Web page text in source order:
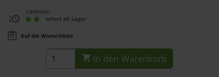
Lieferzeit:
sofort ab Lager
Auf die Wunschliste
In den Warenkorb